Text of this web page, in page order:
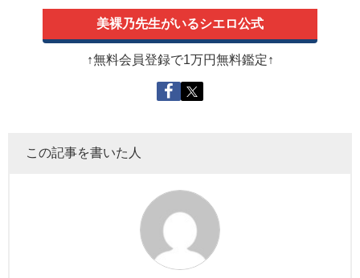
美裸乃先生がいるシエロ公式
↑無料会員登録で1万円無料鑑定↑
この記事を書いた人